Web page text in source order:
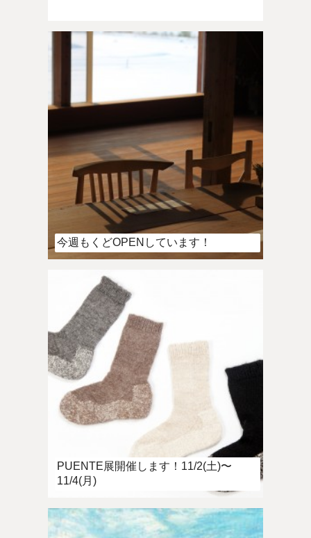
今週もくどOPENしています！
PUENTE展開催します！11/2(土)〜
11/4(月)